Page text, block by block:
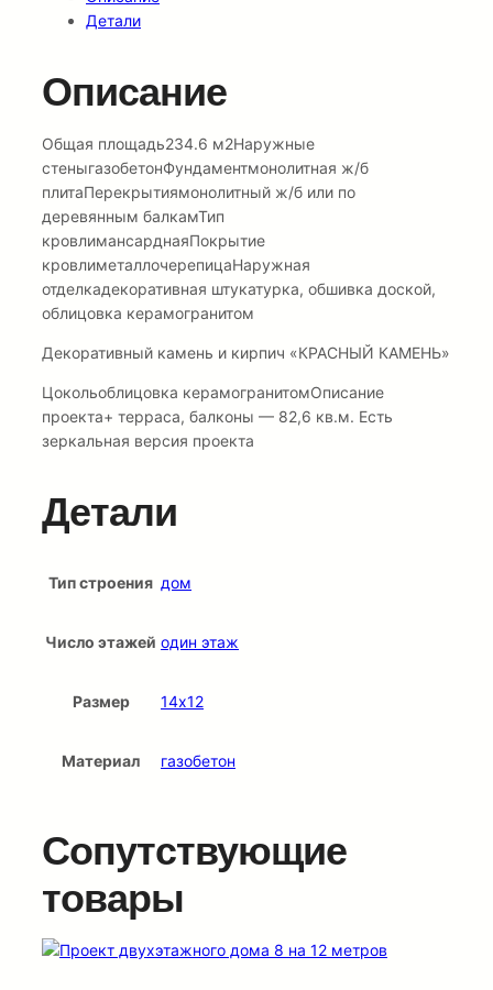
Детали
Описание
Общая площадь234.6 м2Наружные
стеныгазобетонФундаментмонолитная ж/б
плитаПерекрытиямонолитный ж/б или по
деревянным балкамТип
кровлимансарднаяПокрытие
кровлиметаллочерепицаНаружная
отделкадекоративная штукатурка, обшивка доской,
облицовка керамогранитом
Декоративный камень и кирпич «КРАСНЫЙ КАМЕНЬ»
Цокольоблицовка керамогранитомОписание
проекта+ терраса, балконы — 82,6 кв.м. Есть
зеркальная версия проекта
Детали
Тип строения дом
Число этажей один этаж
Размер 14х12
Материал газобетон
Сопутствующие
товары